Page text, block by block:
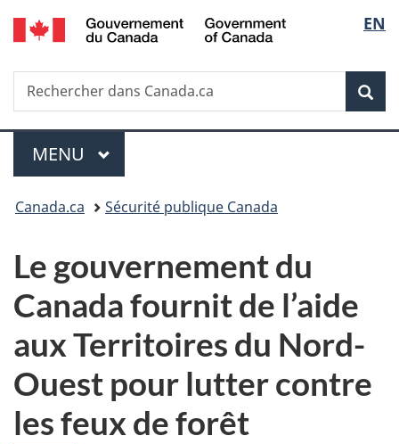
Passer
au
principal
Passer
à
Au
du
Passer
à
version
simplifiée
de
la
EN
Recherche
Rechercher
dans
Menu
MENU PRINCIPAL
Vous
ici :
Canada.ca Sécurité publique Canada
Le gouvernement du
Canada fournit de l’aide
aux Territoires du Nord-
Ouest pour lutter contre
les feux de forêt